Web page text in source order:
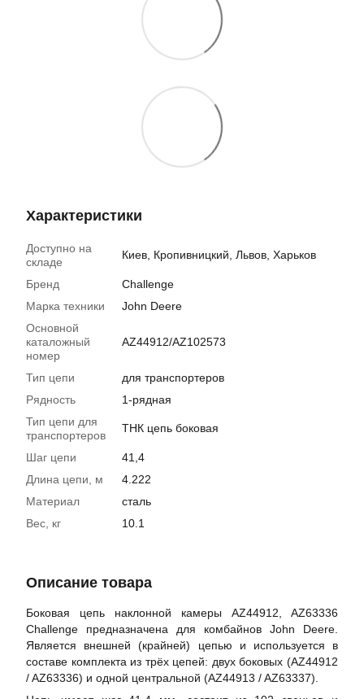
Характеристики
Доступно на
складе
Киев, Кропивницкий, Львов, Харьков
Бренд
Challenge
Марка техники
John Deere
Основной
каталожный
номер
AZ44912/AZ102573
Тип цепи
для транспортеров
Рядность
1-рядная
Тип цепи для
транспортеров
ТНК цепь боковая
Шаг цепи
41,4
Длина цепи, м
4.222
Материал
сталь
Вес, кг
10.1
Описание товара
Боковая цепь наклонной камеры AZ44912, AZ63336
Challenge предназначена для комбайнов John Deere.
Является внешней (крайней) цепью и используется в
составе комплекта из трёх цепей: двух боковых (AZ44912
/ AZ63336) и одной центральной (AZ44913 / AZ63337).